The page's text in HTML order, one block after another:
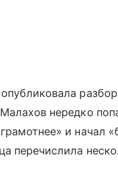
нередко
и начал
перечислила